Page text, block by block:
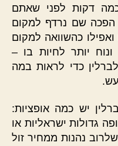
דקות לפני שאתם
הפכה שם נרדף למקום
כהשוואה למקום
יותר לחיות בו –
כדי לראות במה
יש כמה אופציות:
גדולות ישראליות או
נהנות ממחיר זול